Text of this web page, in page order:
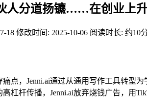
人分道扬镳……在创业上
18 修改时间: 2025-10-06 阅读时长: 约10
点，Jenni.ai通过从通用写作工具转型
杠杆传播，Jenni.ai放弃烧钱广告，用